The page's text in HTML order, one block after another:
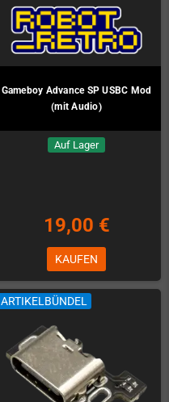
Gameboy Advance SP USBC Mod
(mit Audio)
Auf Lager
19,00 €
KAUFEN
ARTIKELBÜNDEL